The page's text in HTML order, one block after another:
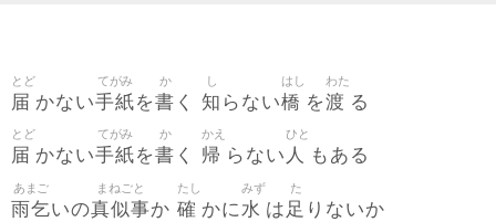
届
とど
かない手紙
てがみ
を書
か
く 知
し
らない橋
はし
を渡
わた
る
届
とど
かない手紙
てがみ
を書
か
く 帰
かえ
らない 人
ひと
もある
雨乞
あまご
いの真似事
まねごと
か 確
たし
かに水
みず
は 足
た
りないか